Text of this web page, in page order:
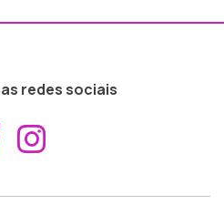
redes sociais
Aceder ao